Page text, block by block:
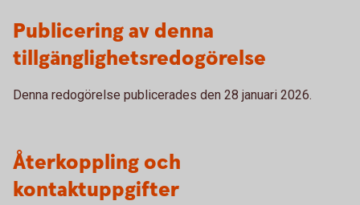
Publicering av denna
tillgänglighetsredogörelse
Denna redogörelse publicerades den 28 januari 2026.
Återkoppling och
kontaktuppgifter